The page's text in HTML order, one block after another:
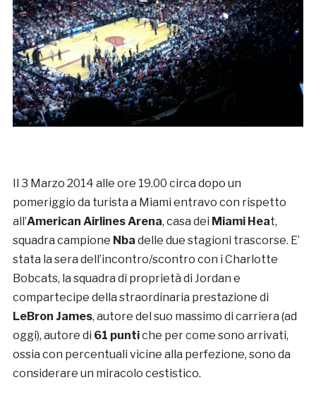
Il 3 Marzo 2014 alle ore 19.00 circa dopo un
pomeriggio da turista a Miami entravo con rispetto
all’American Airlines Arena, casa dei Miami Heat,
squadra campione Nba delle due stagioni trascorse. E’
stata la sera dell’incontro/scontro con i Charlotte
Bobcats, la squadra di proprietà di Jordan e
compartecipe della straordinaria prestazione di
LeBron James, autore del suo massimo di carriera (ad
oggi), autore di 61 puntiche per come sono arrivati,
ossia con percentuali vicine alla perfezione, sono da
considerare un miracolo cestistico.